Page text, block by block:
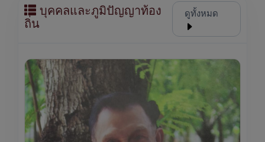
บุคคลและภูมิปัญญาท้อง
ถิ่น
ดูทั้งหมด